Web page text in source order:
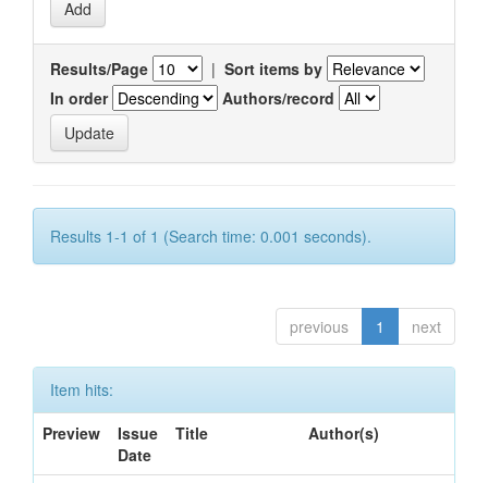
Results/Page | Sort items by
In order
Authors/record
Results 1-1 of 1 (Search time: 0.001 seconds).
previous 1 next
Item hits:
Preview
Issue
Date
Title Author(s)